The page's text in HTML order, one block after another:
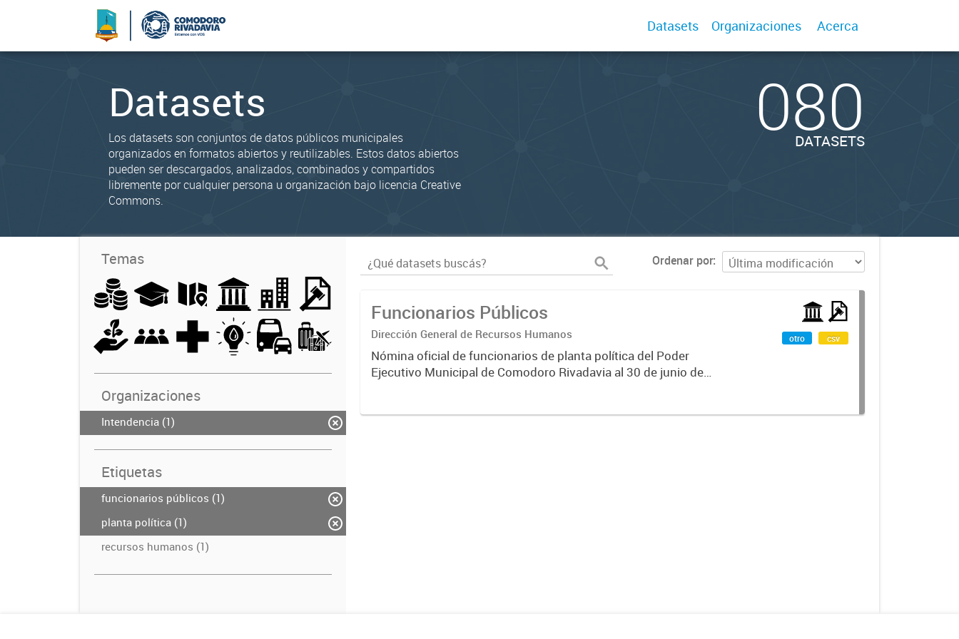
Datasets Organizaciones Acerca
Datasets
Los datasets son conjuntos de datos públicos municipales
organizados en formatos abiertos y reutilizables. Estos datos abiertos
pueden ser descargados, analizados, combinados y compartidos
libremente por cualquier persona u organización bajo licencia Creative
Commons.
080
DATASETS
Temas
Organizaciones
Intendencia (1)
Etiquetas
funcionarios públicos (1)
planta política (1)
recursos humanos (1)
Ordenar por
Funcionarios Públicos
Dirección General de Recursos Humanos
Nómina oficial de funcionarios de planta política del Poder
Ejecutivo Municipal de Comodoro Rivadavia al 30 de junio de
otro csv